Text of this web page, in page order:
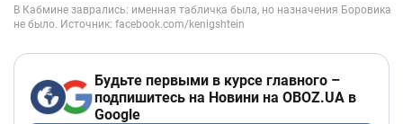
Будьте первыми в курсе главного –
подпишитесь на Новини на OBOZ.UA в
Google